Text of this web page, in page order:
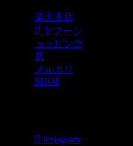
楽天支店
ヤフーシ
ョッピング
店
メルカリ
SHOP
instagram